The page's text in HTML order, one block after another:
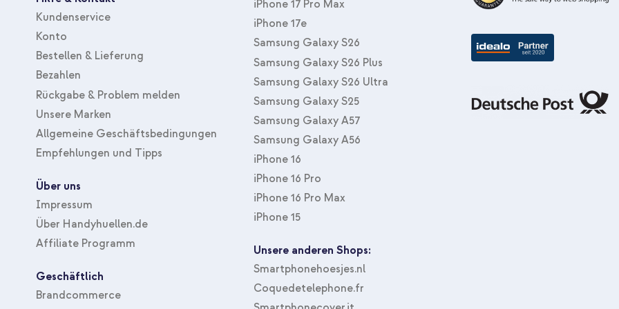
Accezz Rugged Trifold
(2014)/Air 1 (2013) - Schwarz
Kundenservice
Konto
Bestellen & Lieferung
Bezahlen
Rückgabe & Problem melden
Unsere Marken
Allgemeine Geschäftsbedingungen
Empfehlungen und Tipps
Über uns
Impressum
Über Handyhuellen.de
Affiliate Programm
Geschäftlich
Brandcommerce
iPhone 17 Pro Max
iPhone 17e
Samsung Galaxy S26
Samsung Galaxy S26 Plus
Samsung Galaxy S26 Ultra
Samsung Galaxy S25
Samsung Galaxy A57
Samsung Galaxy A56
iPhone 16
iPhone 16 Pro
iPhone 16 Pro Max
iPhone 15
Unsere anderen Shops:
Smartphonehoesjes.nl
Coquedetelephone.fr